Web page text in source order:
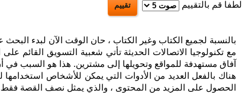
الخصوصية
لطفا قم بالتقييم
بالنسبة لجميع الكتاب وغير الكتاب ، حان الوقت الآن لبدء البحث
مع تكنولوجيا الاتصالات الحديثة تأتي شعبية التسويق القائم
آفاق مستهدفة للمواقع وتحويلها إلى مشترين. هذا هو السبب في
هناك بالفعل العديد من الأدوات التي يمكن للأشخاص
الحصول على المزيد من المحتوى ، والذي يمثل نصف القصة